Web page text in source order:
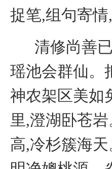
捉笔,组句寄
清修尚善
瑶池会群仙。
神农架区美如
里,澄湖卧苍
高,冷杉簇海